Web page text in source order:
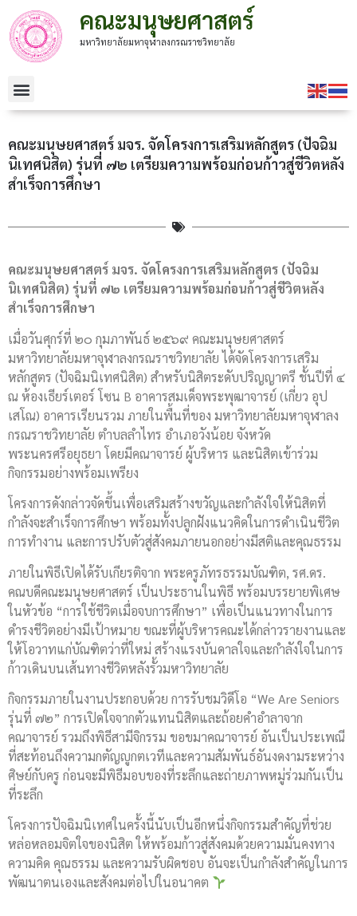
คณะมนุษยศาสตร์
มหาวิทยาลัยมหาจุฬาลงกรณราชวิทยาลัย
คณะมนุษยศาสตร์ มจร. จัดโครงการเสริมหลักสูตร (ปัจฉิม
นิเทศนิสิต) รุ่นที่ ๗๒ เตรียมความพร้อมก่อนก้าวสู่ชีวิตหลัง
สำเร็จการศึกษา
คณะมนุษยศาสตร์ มจร. จัดโครงการเสริมหลักสูตร (ปัจฉิม
นิเทศนิสิต) รุ่นที่ ๗๒ เตรียมความพร้อมก่อนก้าวสู่ชีวิตหลัง
สำเร็จการศึกษา
เมื่อวันศุกร์ที่ ๒๐ กุมภาพันธ์ ๒๕๖๙ คณะมนุษยศาสตร์
มหาวิทยาลัยมหาจุฬาลงกรณราชวิทยาลัย ได้จัดโครงการเสริม
หลักสูตร (ปัจฉิมนิเทศนิสิต) สำหรับนิสิตระดับปริญญาตรี ชั้นปีที่ ๔
ณ ห้องเธียร์เตอร์ โซน B อาคารสมเด็จพระพุฒาจารย์ (เกี่ยว อุป
เสโณ) อาคารเรียนรวม ภายในพื้นที่ของ มหาวิทยาลัยมหาจุฬาลง
กรณราชวิทยาลัย ตำบลลำไทร อำเภอวังน้อย จังหวัด
พระนครศรีอยุธยา โดยมีคณาจารย์ ผู้บริหาร และนิสิตเข้าร่วม
กิจกรรมอย่างพร้อมเพรียง
โครงการดังกล่าวจัดขึ้นเพื่อเสริมสร้างขวัญและกำลังใจให้นิสิตที่
กำลังจะสำเร็จการศึกษา พร้อมทั้งปลูกฝังแนวคิดในการดำเนินชีวิต
การทำงาน และการปรับตัวสู่สังคมภายนอกอย่างมีสติและคุณธรรม
ภายในพิธีเปิดได้รับเกียรติจาก พระครูภัทรธรรมบัณฑิต, รศ.ดร.
คณบดีคณะมนุษยศาสตร์ เป็นประธานในพิธี พร้อมบรรยายพิเศษ
ในหัวข้อ “การใช้ชีวิตเมื่อจบการศึกษา” เพื่อเป็นแนวทางในการ
ดำรงชีวิตอย่างมีเป้าหมาย ขณะที่ผู้บริหารคณะได้กล่าวรายงานและ
ให้โอวาทแก่บัณฑิตว่าที่ใหม่ สร้างแรงบันดาลใจและกำลังใจในการ
ก้าวเดินบนเส้นทางชีวิตหลังรั้วมหาวิทยาลัย
กิจกรรมภายในงานประกอบด้วย การรับชมวิดีโอ “We Are Seniors
รุ่นที่ ๗๒” การเปิดใจจากตัวแทนนิสิตและถ้อยคำอำลาจาก
คณาจารย์ รวมถึงพิธีสามีจิกรรม ขอขมาคณาจารย์ อันเป็นประเพณี
ที่สะท้อนถึงความกตัญญูกตเวทีและความสัมพันธ์อันงดงามระหว่าง
ศิษย์กับครู ก่อนจะมีพิธีมอบของที่ระลึกและถ่ายภาพหมู่ร่วมกันเป็น
ที่ระลึก
โครงการปัจฉิมนิเทศในครั้งนี้นับเป็นอีกหนึ่งกิจกรรมสำคัญที่ช่วย
หล่อหลอมจิตใจของนิสิต ให้พร้อมก้าวสู่สังคมด้วยความมั่นคงทาง
ความคิด คุณธรรม และความรับผิดชอบ อันจะเป็นกำลังสำคัญในการ
พัฒนาตนเองและสังคมต่อไปในอนาคต